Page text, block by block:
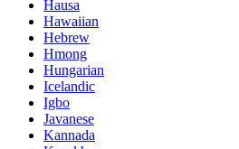
Hausa
Hawaiian
Hebrew
Hmong
Hungarian
Icelandic
Igbo
Javanese
Kannada